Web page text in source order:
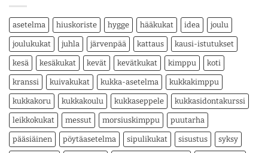
asetelma hiuskoriste hygge hääkukat idea joulu
joulukukat juhla järvenpää kattaus kausi-istutukset
kesä kesäkukat kevät kevätkukat kimppu koti
kranssi kuivakukat kukka-asetelma kukkakimppu
kukkakoru kukkakoulu kukkaseppele kukkasidontakurssi
leikkokukat messut morsiuskimppu puutarha
pääsiäinen pöytäasetelma sipulikukat sisustus syksy